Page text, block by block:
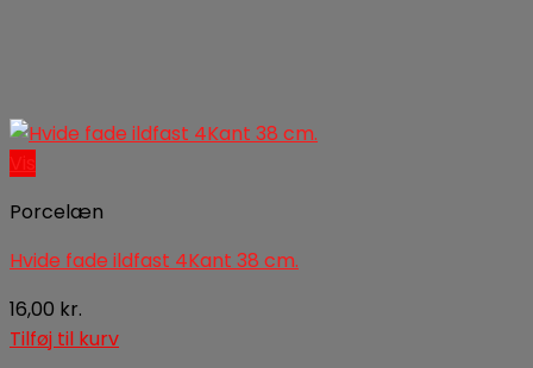
Porcelæn
Hvide fade ildfast 4Kant 38 cm.
16,00 kr.
Tilføj til kurv